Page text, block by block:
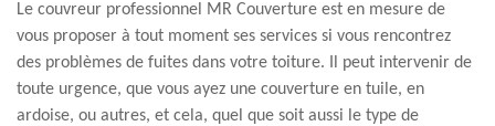
Le couvreur professionnel MR Couverture est en mesure de
vous proposer à tout moment ses services si vous rencontrez
des problèmes de fuites dans votre toiture. Il peut intervenir de
toute urgence, que vous ayez une couverture en tuile, en
ardoise, ou autres, et cela, quel que soit aussi le type de